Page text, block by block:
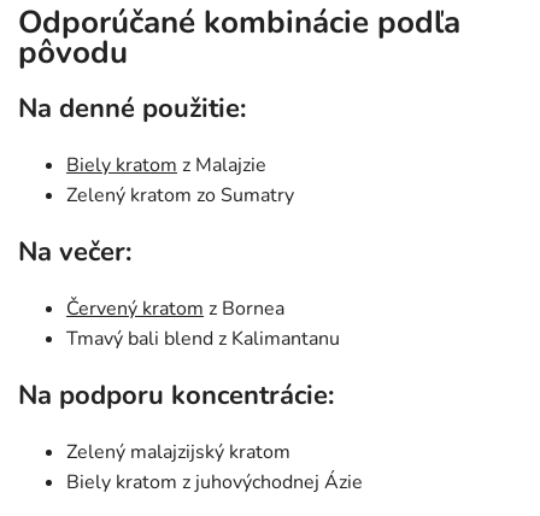
Odporúčané kombinácie podľa
pôvodu
Na denné použitie:
Biely kratom z Malajzie
Zelený kratom zo Sumatry
Na večer:
Červený kratom z Bornea
Tmavý bali blend z Kalimantanu
Na podporu koncentrácie:
Zelený malajzijský kratom
Biely kratom z juhovýchodnej Ázie